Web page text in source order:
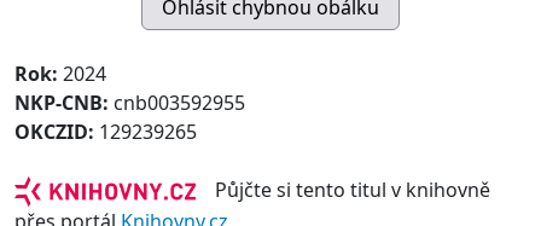
Rok: 2024
NKP-CNB: cnb003592955
OKCZID: 129239265
Půjčte si tento titul v knihovně